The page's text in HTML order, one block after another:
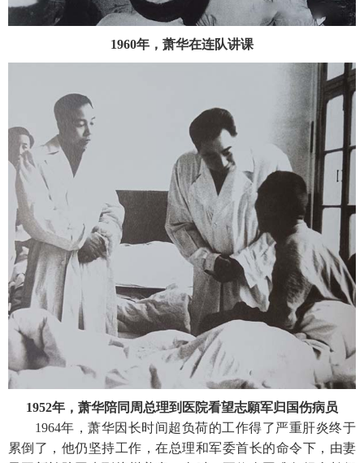
1960年，萧华在连队讲课
1952年，萧华陪同周总理到医院看望志願军归国伤病员
1964年，萧华因长时间超负荷的工作得了严重肝炎终于
累倒了，他仍坚持工作，在总理和军委首长的命令下，由妻